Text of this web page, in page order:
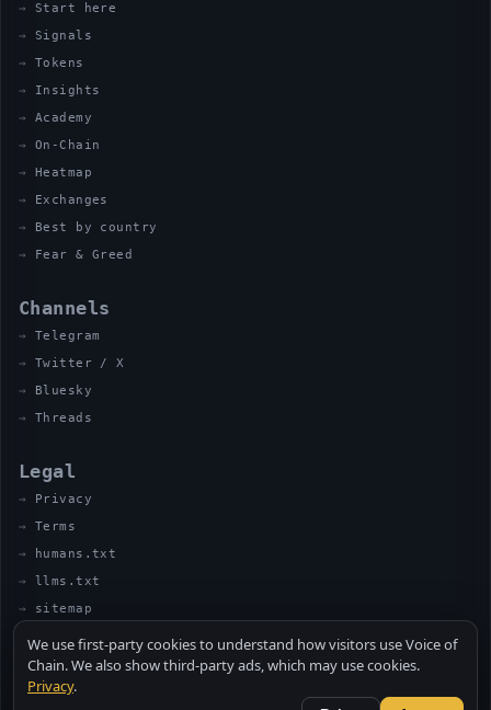
Start here
Signals
Tokens
Insights
Academy
On-Chain
Heatmap
Exchanges
Best by country
Fear & Greed
Channels
Telegram
Twitter / X
Bluesky
Threads
Legal
Privacy
Terms
humans.txt
llms.txt
sitemap
© 2026 VOICE OF CHAIN · NOT FINANCIAL ADVICE
We use first-party cookies to understand how visitors use Voice of
Chain. We also show third-party ads, which may use cookies.
Privacy.